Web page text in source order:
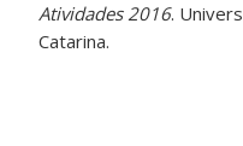
Atividades 2016.
Catarina.